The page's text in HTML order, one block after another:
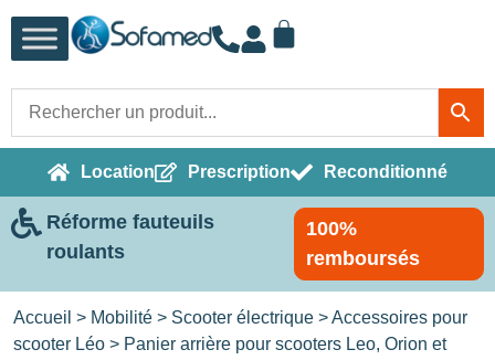
Location Prescription Reconditionné
Réforme fauteuils
roulants
100%
remboursés
Accueil > Mobilité > Scooter électrique >Accessoires pour
scooter Léo > Panier arrière pour scooters Leo, Orion et